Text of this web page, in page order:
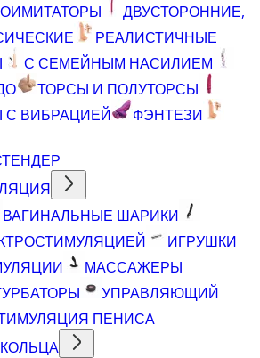
ДВУСТОРОННИЕ,
РЕАЛИСТИЧНЫЕ
С СЕМЕЙНЫМ НАСИЛИЕМ
ТОРСЫ И ПОЛУТОРСЫ
С ВИБРАЦИЕЙ
ФЭНТЕЗИ
ВАГИНАЛЬНЫЕ ШАРИКИ
ИГРУШКИ
МАССАЖЕРЫ
УПРАВЛЯЮЩИЙ
ПЕНИСА